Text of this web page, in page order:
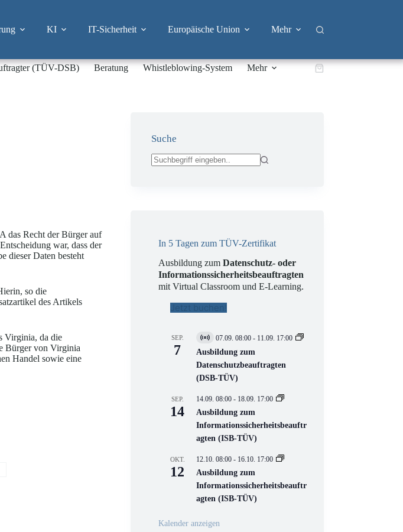
KI IT-Sicherheit Europäische Union Mehr
(TÜV-DSB) Beratung Whistleblowing-System Mehr Warenkorb
das Recht der Bürger auf
war, dass der
dieser Daten besteht
so die
des Artikels
Virginia, da die
Bürger von Virginia
Handel sowie eine
Suche
In 5 Tagen zum TÜV-Zertifikat
Ausbildung zumDatenschutz- oder
Informationssicherheitsbeauftragten
mit Virtual Classroom und E-Learning.
Jetzt buchen!
SEP.
7
V
i
t
u
l
V
e
r
n
s
t
a
t
n
07.09. 08:00 - 11.09. 17:00
Ausbildung zum
Datenschutzbeauftragten
(DSB-TÜV)
SEP.
14
14.09. 08:00 - 18.09. 17:00
Ausbildung zum
Informationssicherheitsbeauftr
agten (ISB-TÜV)
OKT.
12
12.10. 08:00 - 16.10. 17:00
Ausbildung zum
Informationssicherheitsbeauftr
agten (ISB-TÜV)
Kalender anzeigen